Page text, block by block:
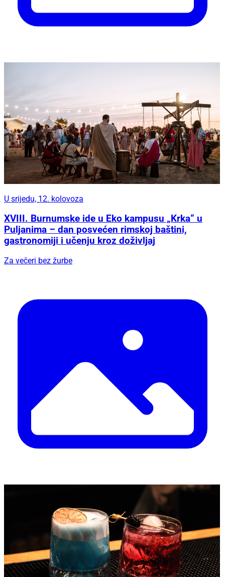
U srijedu, 12. kolovoza
XVIII. Burnumske ide u Eko kampusu „Krka“ u
Puljanima – dan posvećen rimskoj baštini,
gastronomiji i učenju kroz doživljaj
Za večeri bez žurbe